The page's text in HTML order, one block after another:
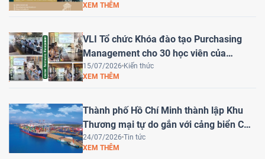
XEM THÊM
VLI Tổ chức Khóa đào tạo Purchasing
Management cho 30 học viên của
HEINEKEN Việt Nam
15/07/2026 Kiến thức
XEM THÊM
Thành phố Hồ Chí Minh thành lập Khu
Thương mại tự do gắn với cảng biển Cái
Mép Hạ – Bước tiến chiến lược đưa Việt
Nam trở thành trung tâm logistics khu
24/07/2026 Tin tức
XEM THÊM